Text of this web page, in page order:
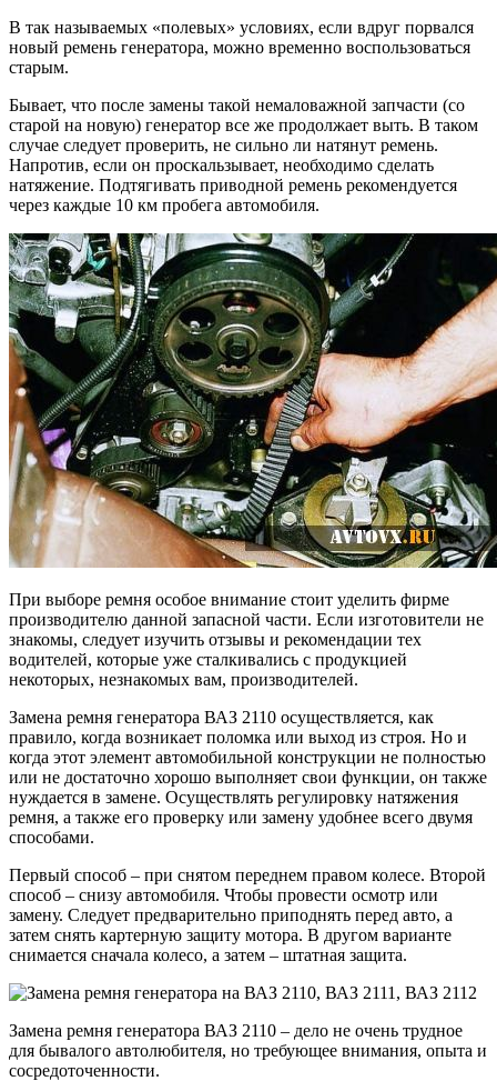
В так называемых «полевых» условиях, если вдруг порвался
новый ремень генератора, можно временно воспользоваться
старым.
Бывает, что после замены такой немаловажной запчасти (со
старой на новую) генератор все же продолжает выть. В таком
случае следует проверить, не сильно ли натянут ремень.
Напротив, если он проскальзывает, необходимо сделать
натяжение. Подтягивать приводной ремень рекомендуется
через каждые 10 км пробега автомобиля.
При выборе ремня особое внимание стоит уделить фирме
производителю данной запасной части. Если изготовители не
знакомы, следует изучить отзывы и рекомендации тех
водителей, которые уже сталкивались с продукцией
некоторых, незнакомых вам, производителей.
Замена ремня генератора ВАЗ 2110 осуществляется, как
правило, когда возникает поломка или выход из строя. Но и
когда этот элемент автомобильной конструкции не полностью
или не достаточно хорошо выполняет свои функции, он также
нуждается в замене. Осуществлять регулировку натяжения
ремня, а также его проверку или замену удобнее всего двумя
способами.
Первый способ – при снятом переднем правом колесе. Второй
способ – снизу автомобиля. Чтобы провести осмотр или
замену. Следует предварительно приподнять перед авто, а
затем снять картерную защиту мотора. В другом варианте
снимается сначала колесо, а затем – штатная защита.
Замена ремня генератора ВАЗ 2110 – дело не очень трудное
для бывалого автолюбителя, но требующее внимания, опыта и
сосредоточенности.